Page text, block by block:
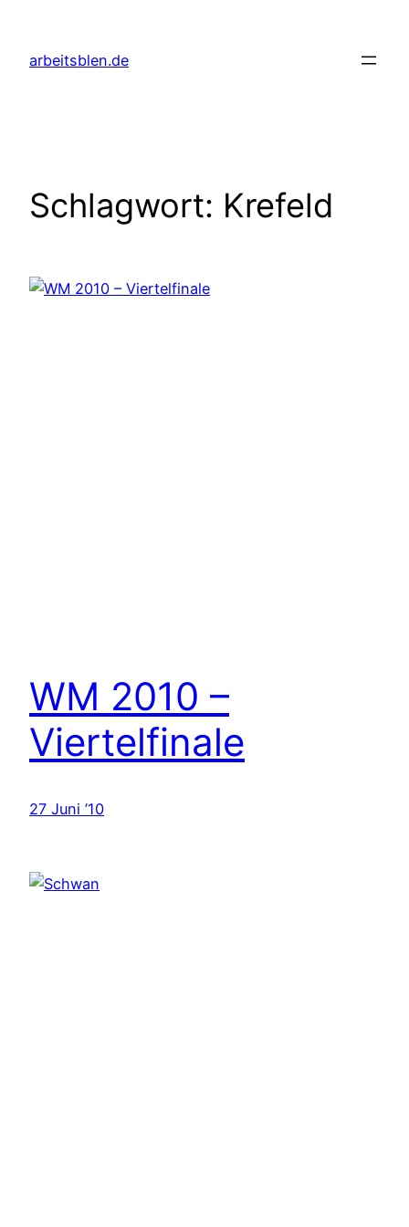
springen
arbeitsblen.de
Schlagwort: Krefeld
WM 2010 –
Viertelfinale
27 Juni ’10